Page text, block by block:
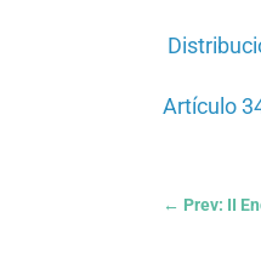
Artículo
← Prev: II